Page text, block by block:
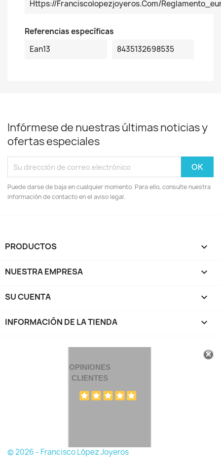
Https://franciscolopezjoyeros.com/
Referencias específicas
Ean13
8435132698535
Infórmese de nuestras últimas noticias y
ofertas especiales
Puede darse de baja en cualquier momento. Para ello, consulte nuestra
información de contacto en el aviso legal.
PRODUCTOS 
NUESTRA EMPRESA 
SU CUENTA 
INFORMACIÓN DE LA TIENDA keyboard_arrow_down
OPINIONES
CLIENTES
© 2026 - Francisco López Joyeros